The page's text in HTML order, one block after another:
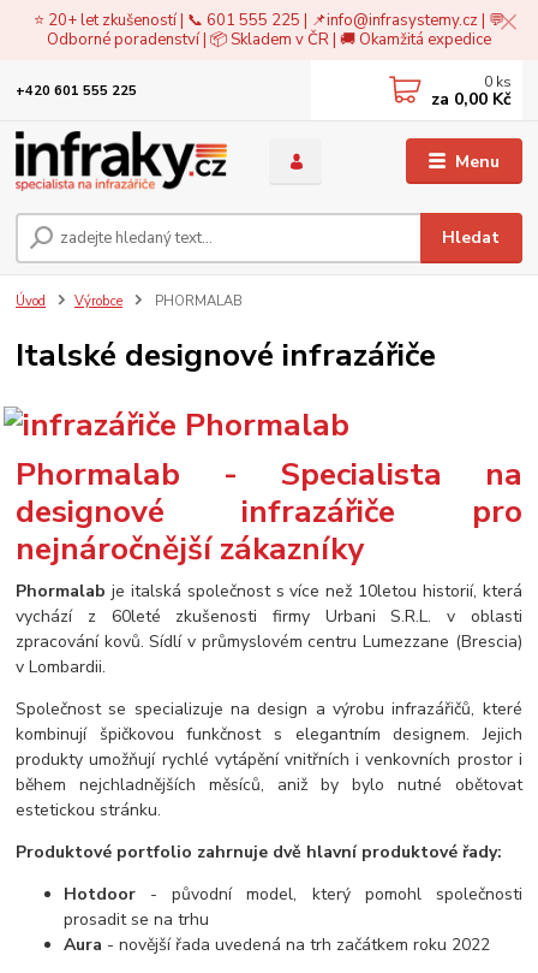
⭐ 20+ let zkušeností | 📞 601 555 225 | 📌info@infrasystemy.cz| 💬
Odborné poradenství | 📦 Skladem v ČR | 🚚 Okamžitá expedice
Menu
Hledat
+420 601 555 225 0 ks
za 0,00 Kč
Úvod Výrobce PHORMALAB
Italské designové infrazářiče
Phormalab - Specialista na
designové infrazářiče pro
nejnáročnější zákazníky
Phormalab je italská společnost s více než 10letou historií, která
vychází z 60leté zkušenosti firmy Urbani S.R.L. v oblasti
zpracování kovů. Sídlí v průmyslovém centru Lumezzane (Brescia)
v Lombardii.
Společnost se specializuje na design a výrobu infrazářičů, které
kombinují špičkovou funkčnost s elegantním designem. Jejich
produkty umožňují rychlé vytápění vnitřních i venkovních prostor i
během nejchladnějších měsíců, aniž by bylo nutné obětovat
estetickou stránku.
Produktové portfolio zahrnuje dvě hlavní produktové řady:
Hotdoor - původní model, který pomohl společnosti
prosadit se na trhu
Aura - novější řada uvedená na trh začátkem roku 2022